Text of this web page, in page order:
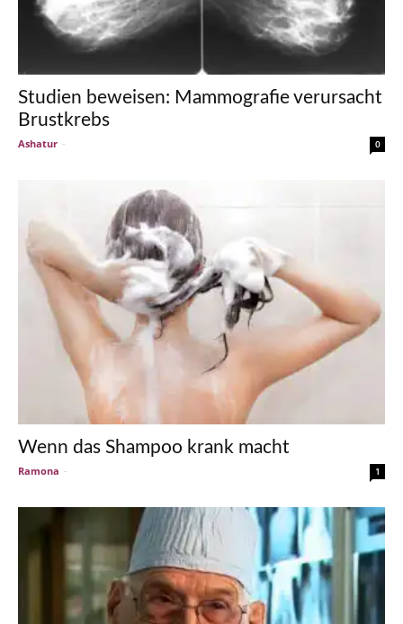
Studien beweisen: Mammografie verursacht
Brustkrebs
Ashatur - 0
Wenn das Shampoo krank macht
Ramona - 1